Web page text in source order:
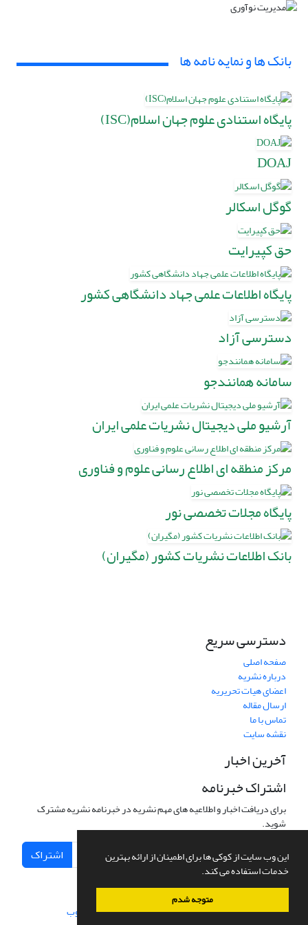
این وب سایت از کوکی ها برای اطمینان از ارائه بهترین
خدمات استفاده می کند.
متوجه شدم
بانک ها و نمایه نامه ها
پایگاه استنادی علوم جهان اسلام(ISC)
DOAJ
گوگل اسکالر
حق کپی‎رایت
پایگاه اطلاعات علمی جهاد دانشگاهی کشور
دسترسی آزاد
سامانه همانندجو
آرشیو ملی دیجیتال نشریات علمی ایران
مرکز منطقه ای اطلاع رسانی علوم و فناوری
پایگاه مجلات تخصصی نور
بانک اطلاعات نشریات کشور (مگیران)
دسترسی سریع
صفحه اصلی
درباره نشریه
اعضای هیات تحریریه
ارسال مقاله
تماس با ما
نقشه سایت
آخرین اخبار
اشتراک خبرنامه
برای دریافت اخبار و اطلاعیه های مهم نشریه در خبرنامه نشریه مشترک
شوید.
اشتراک
سامانه مدیریت نشریات علمی.طراحی و پیاده سازی از سیناوب